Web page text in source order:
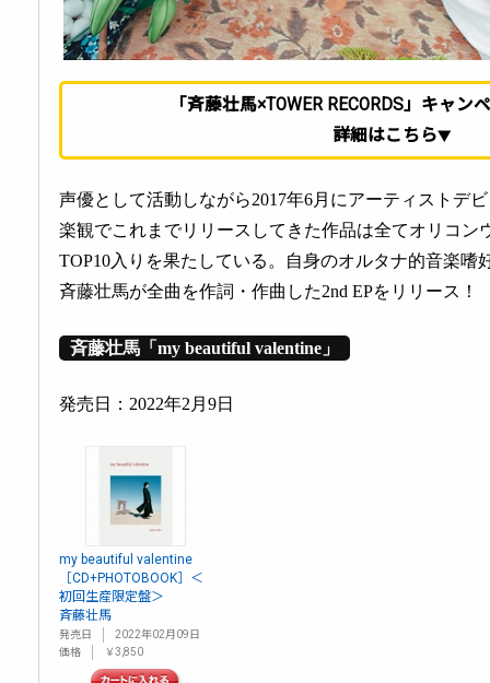
「斉藤壮馬×TOWER RECORDS」キャン
詳細はこちら
声優として活動しながら2017年6月にアーティストデ
楽観でこれまでリリースしてきた作品は全てオリコン
TOP10入りを果たしている。自身のオルタナ的音楽嗜
斉藤壮馬が全曲を作詞・作曲した2nd EPをリリース！
斉藤壮馬「my beautiful valentine」
発売日：2022年2月9日
my beautiful valentine
［CD+PHOTOBOOK］＜
初回生産限定盤＞
斉藤壮馬
発売日
2022年02月09日
価格
￥3,850